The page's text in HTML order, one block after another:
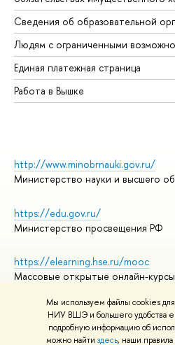
Мы используем файлы cookies
НИУ ВШЭ и большего удобства
подробную информацию об
можно найти здесь, наши правила
Сведения об образовательной
Людям с ограниченными
Единая платежная страница
Работа в Вышке
http://www.minobrnauki.gov.ru/
Министерство науки и высшего
https://edu.gov.ru/
Министерство просвещения РФ
https://elearning.hse.ru/mooc
Массовые открытые онлайн-курсы
© НИУ ВШЭ 1993–2026
Адреса и